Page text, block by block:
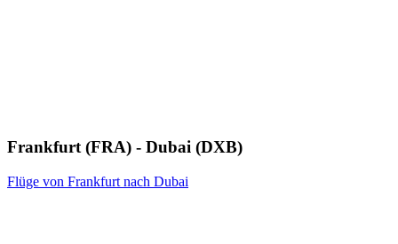
Frankfurt (FRA) - Dubai (DXB)
Flüge von Frankfurt nach Dubai